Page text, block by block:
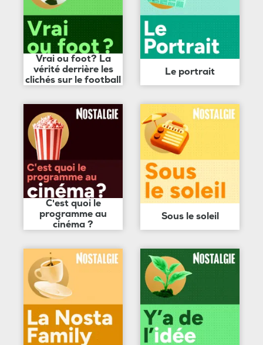
Vrai ou foot? La
vérité derrière les
clichés sur le football
Le portrait
C'est quoi le
programme au
cinéma ?
Sous le soleil